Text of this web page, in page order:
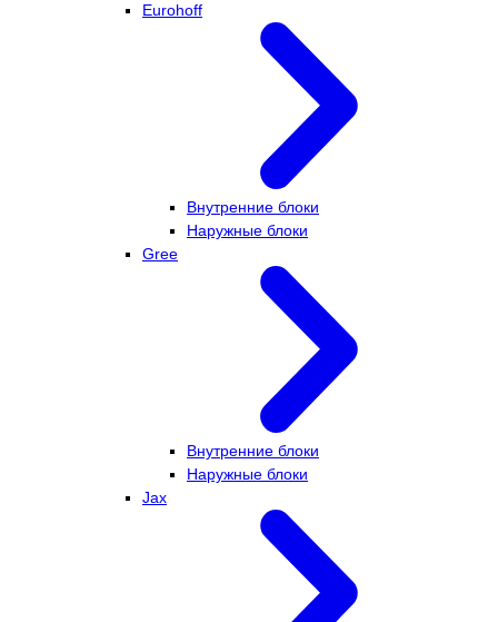
Eurohoff
Внутренние блоки
Наружные блоки
Gree
Внутренние блоки
Наружные блоки
Jax